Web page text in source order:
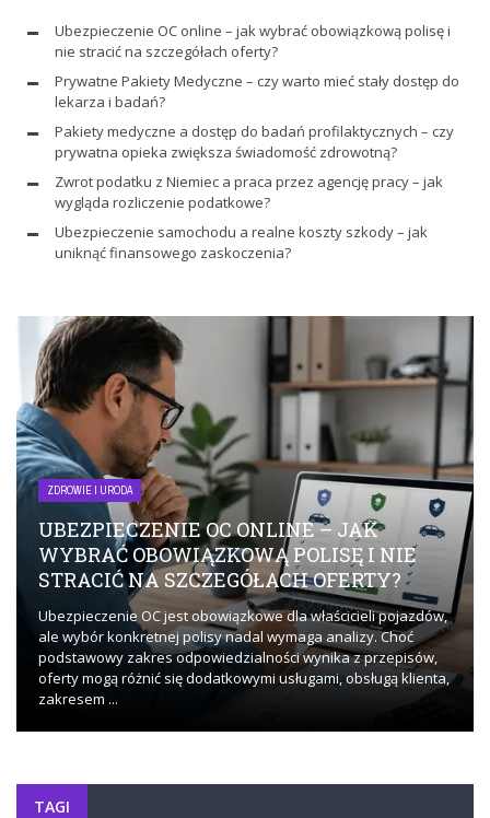
Ubezpieczenie OC online – jak wybrać obowiązkową polisę i
nie stracić na szczegółach oferty?
Prywatne Pakiety Medyczne – czy warto mieć stały dostęp do
lekarza i badań?
Pakiety medyczne a dostęp do badań profilaktycznych – czy
prywatna opieka zwiększa świadomość zdrowotną?
Zwrot podatku z Niemiec a praca przez agencję pracy – jak
wygląda rozliczenie podatkowe?
Ubezpieczenie samochodu a realne koszty szkody – jak
uniknąć finansowego zaskoczenia?
ZDROWIE I URODA
UBEZPIECZENIE OC ONLINE – JAK
WYBRAĆ OBOWIĄZKOWĄ POLISĘ I NIE
STRACIĆ NA SZCZEGÓŁACH OFERTY?
Ubezpieczenie OC jest obowiązkowe dla właścicieli pojazdów,
ale wybór konkretnej polisy nadal wymaga analizy. Choć
podstawowy zakres odpowiedzialności wynika z przepisów,
oferty mogą różnić się dodatkowymi usługami, obsługą klienta,
zakresem ...
TAGI